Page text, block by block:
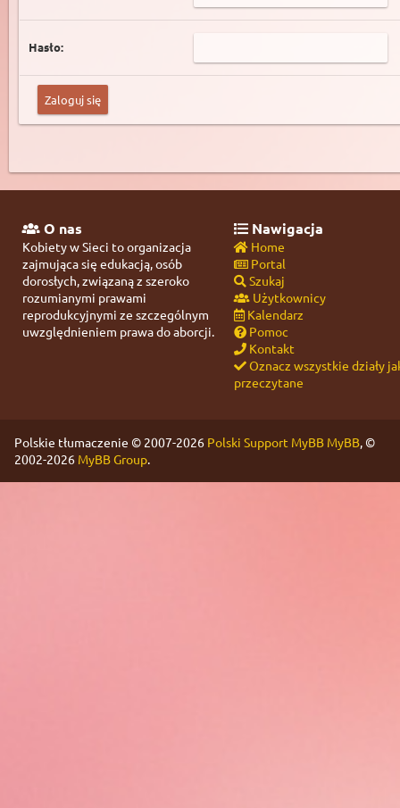
Hasło:
O nas
Kobiety w Sieci to organizacja
zajmująca się edukacją, osób
dorosłych, związaną z szeroko
rozumianymi prawami
reprodukcyjnymi ze szczególnym
uwzględnieniem prawa do aborcji.
Nawigacja
Home
Portal
Szukaj
Użytkownicy
Kalendarz
Pomoc
Kontakt
Oznacz wszystkie działy
przeczytane
Polskie tłumaczenie © 2007-2026 Polski Support MyBB MyBB, ©
2002-2026 MyBB Group.